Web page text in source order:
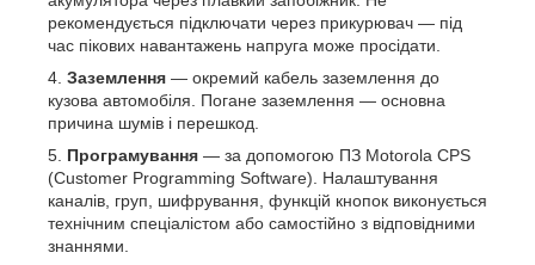
рекомендується підключати через прикурювач — під
час пікових навантажень напруга може просідати.
Заземлення — окремий кабель заземлення до
кузова автомобіля. Погане заземлення — основна
причина шумів і перешкод.
Програмування — за допомогою ПЗ Motorola CPS
(Customer Programming Software). Налаштування
каналів, груп, шифрування, функцій кнопок виконується
технічним спеціалістом або самостійно з відповідними
знаннями.